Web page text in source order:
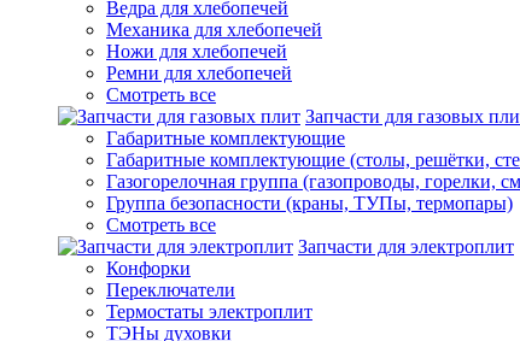
Ведра для хлебопечей
Механика для хлебопечей
Ножи для хлебопечей
Ремни для хлебопечей
Смотреть все
Запчасти для газовых
Габаритные комплектующие
Габаритные комплектующие (столы, решётки,
Газогорелочная группа (газопроводы, горелки,
Группа безопасности (краны, ТУПы, термопары)
Смотреть все
Запчасти для электроплит
Конфорки
Переключатели
Термостаты электроплит
ТЭНы духовки